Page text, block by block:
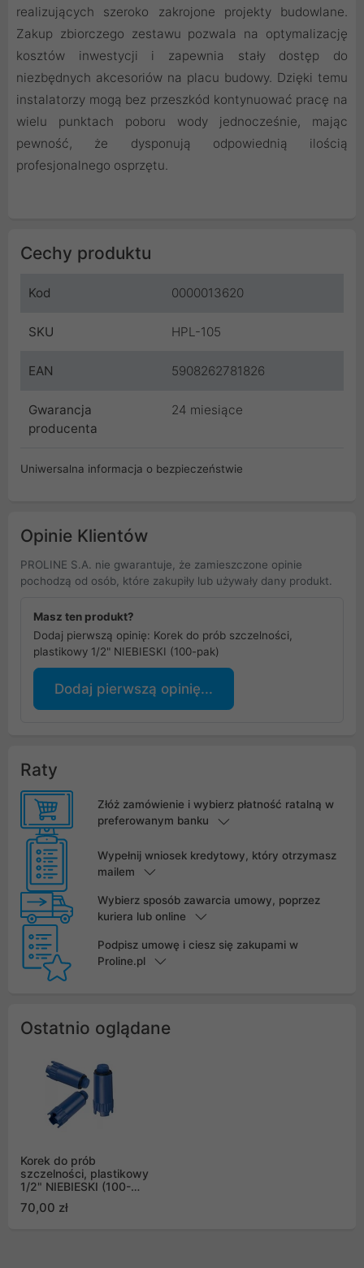
realizujących szeroko zakrojone projekty budowlane.
Zakup zbiorczego zestawu pozwala na optymalizację
kosztów inwestycji i zapewnia stały dostęp do
niezbędnych akcesoriów na placu budowy. Dzięki temu
instalatorzy mogą bez przeszkód kontynuować pracę na
wielu punktach poboru wody jednocześnie, mając
pewność, że dysponują odpowiednią ilością
profesjonalnego osprzętu.
Cechy produktu
Kod 0000013620
SKU HPL-105
EAN 5908262781826
Gwarancja
producenta
24 miesiące
Uniwersalna informacja o bezpieczeństwie
Opinie Klientów
PROLINE S.A. nie gwarantuje, że zamieszczone opinie
pochodzą od osób, które zakupiły lub używały dany produkt.
Masz ten produkt?
Dodaj pierwszą opinię: Korek do prób szczelności,
plastikowy 1/2" NIEBIESKI (100-pak)
Dodaj pierwszą opinię...
Raty
Złóż zamówienie i wybierz płatność ratalną w
preferowanym banku
Wypełnij wniosek kredytowy, który otrzymasz
mailem
Wybierz sposób zawarcia umowy, poprzez
kuriera lub online
Podpisz umowę i ciesz się zakupami w
Proline.pl
Ostatnio oglądane
Korek do prób
szczelności, plastikowy
1/2" NIEBIESKI (100-
70,00 zł